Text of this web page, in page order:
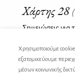
Χάρτης 28
Σημειώσεις για
ΔΟΥΚΑ «η θήβα
του ΒΑΛΤΕΡ
Χρησιμοποιούμε
εξατομικεύουμε
μέσων κοινωνικής